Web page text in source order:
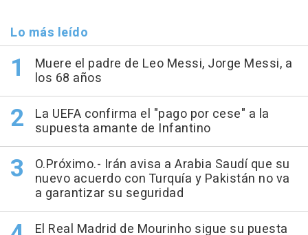
Lo más leído
Muere el padre de Leo Messi, Jorge Messi, a
los 68 años
La UEFA confirma el "pago por cese" a la
supuesta amante de Infantino
O.Próximo.- Irán avisa a Arabia Saudí que su
nuevo acuerdo con Turquía y Pakistán no va
a garantizar su seguridad
El Real Madrid de Mourinho sigue su puesta